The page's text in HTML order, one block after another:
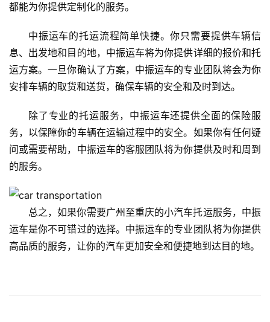
都能为你提供定制化的服务。
中振运车的托运流程简单快捷。你只需要提供车辆信
息、出发地和目的地，中振运车将为你提供详细的报价和托
运方案。一旦你确认了方案，中振运车的专业团队将会为你
安排车辆的取货和送货，确保车辆的安全和及时到达。
除了专业的托运服务，中振运车还提供全面的保险服
务，以保障你的车辆在运输过程中的安全。如果你有任何疑
问或需要帮助，中振运车的客服团队将为你提供及时和周到
的服务。
总之，如果你需要广州至重庆的小汽车托运服务，中振
运车是你不可错过的选择。中振运车的专业团队将为你提供
高品质的服务，让你的汽车更加安全和便捷地到达目的地。